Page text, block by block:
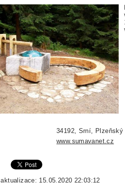
34192, Srní, Plzeňský
www.sumavanet.cz
15.05.2020 22:03:12